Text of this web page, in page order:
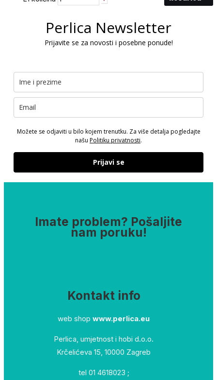
Perlica Newsletter
Prijavite se za novosti i posebne ponude!
Možete se odjaviti u bilo kojem trenutku. Za više detalja pogledajte
našu Politiku privatnosti.
Prijavi se
Imate problem? Pošaljite
nam poruku!
Kontakt info
web shop www.perlica.eu
Perlica, umjetnost i hobi d.o.o.
Krčelićeva 15, 10000 Zagreb
tel 01 4618023 ;